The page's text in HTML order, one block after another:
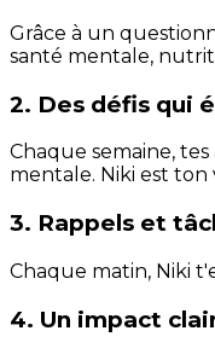
Grâce à un
santé mentale,
2. Des défis qui
Chaque semaine,
mentale. Niki est
3. Rappels et
Chaque matin, Niki
4. Un impact